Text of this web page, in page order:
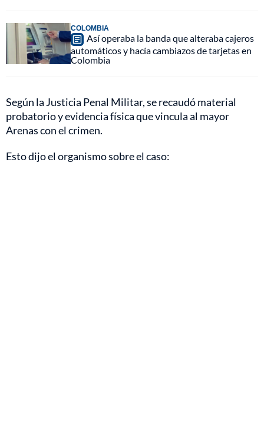
COLOMBIA
Así operaba la banda que alteraba cajeros
automáticos y hacía cambiazos de tarjetas en
Colombia
Según la Justicia Penal Militar, se recaudó material
probatorio y evidencia física que vincula al mayor
Arenas con el crimen.
Esto dijo el organismo sobre el caso: